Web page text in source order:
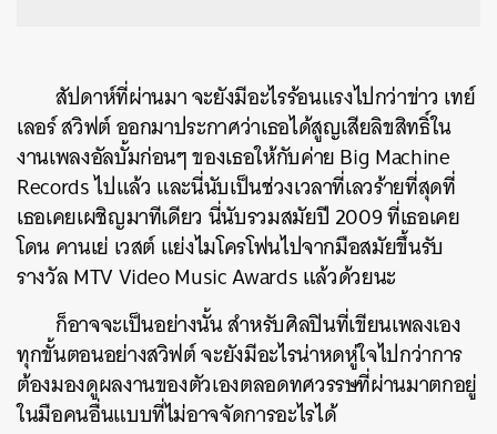
สัปดาห์ที่ผ่านมา จะยังมีอะไรร้อนแรงไปกว่าข่าว เทย์
เลอร์ สวิฟต์ ออกมาประกาศว่าเธอได้สูญเสียลิขสิทธิ์ใน
งานเพลงอัลบั้มก่อนๆ ของเธอให้กับค่าย Big Machine
Records ไปแล้ว และนี่นับเป็นช่วงเวลาที่เลวร้ายที่สุดที่
เธอเคยเผชิญมาทีเดียว นี่นับรวมสมัยปี 2009 ที่เธอเคย
โดน คานเย่ เวสต์ แย่งไมโครโฟนไปจากมือสมัยขึ้นรับ
รางวัล MTV Video Music Awards แล้วด้วยนะ
ก็อาจจะเป็นอย่างนั้นสำหรับศิลปินที่เขียนเพลงเอง
ทุกขั้นตอนอย่างสวิฟต์ จะยังมีอะไรน่าหดหู่ใจไปกว่าการ
ต้องมองดูผลงานของตัวเองตลอดทศวรรษที่ผ่านมาตกอยู่
ในมือคนอื่นแบบที่ไม่อาจจัดการอะไรได้